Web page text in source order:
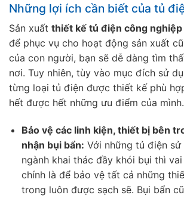
Những lợi ích cần biết của tủ
Sản xuất thiết kế tủ điện công nghiệp
để phục vụ cho hoạt động sản xuất
của con người, bạn sẽ dễ dàng tìm
nơi. Tuy nhiên, tùy vào mục đích sử
từng loại tủ điện được thiết kế phù
hết được hết những ưu điểm của mình.
Bảo vệ các linh kiện, thiết bị bên
nhận bụi bẩn: Với những tủ điện
ngành khai thác đầy khói bụi thì
chính là để bảo vệ tất cả những
trong luôn được sạch sẽ. Bụi bẩn